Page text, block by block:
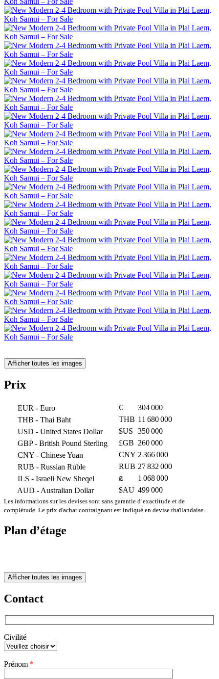
Afficher toutes les images
Prix
EUR - Euro €
304 000
THB - Thai Baht THB 11 680 000
USD - United States Dollar $US
350 000
GBP- British Pound Sterling £GB 260 000
CNY - Chinese Yuan CNY 2 366 000
RUB - Russian Ruble RUB 27 832 000
ILS - Israeli New Sheqel ₪
1 068 000
AUD - Australian Dollar $AU 499 000
Les informations sur les devises sont sans garantie d’exactitude et de
complétude. Le prix d'achat contraignant est indiqué en devise thaïlandaise.
Plan d’étage
Afficher toutes les images
Contact
Civilité
laisser
Prénom *